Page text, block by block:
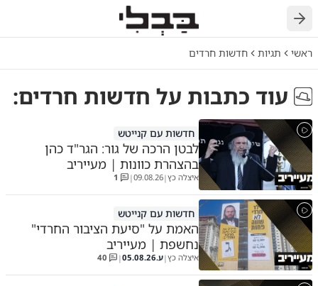
חזרה
ראשי תגיות חדשות חרדים
עוד כתבות על חדשות חרדים:
חדשות עם קנייטש
לבטן הרכה של גור: הגר"ד כהן
בהצהרת כוונות | מעייריב
איצלה כץ|
09.08.26
|
1
חדשות עם קנייטש
האמת על "סיעת הציבור החרדי"
נחשפת | מעייריב
איצלה כץ|ע.05.08.26
|
40